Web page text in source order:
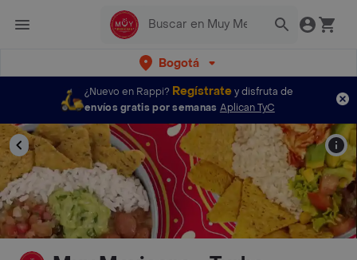
Bogotá
¿Nuevo en Rappi? Regístratey disfruta de
envíos gratis por semanas Aplican TyC